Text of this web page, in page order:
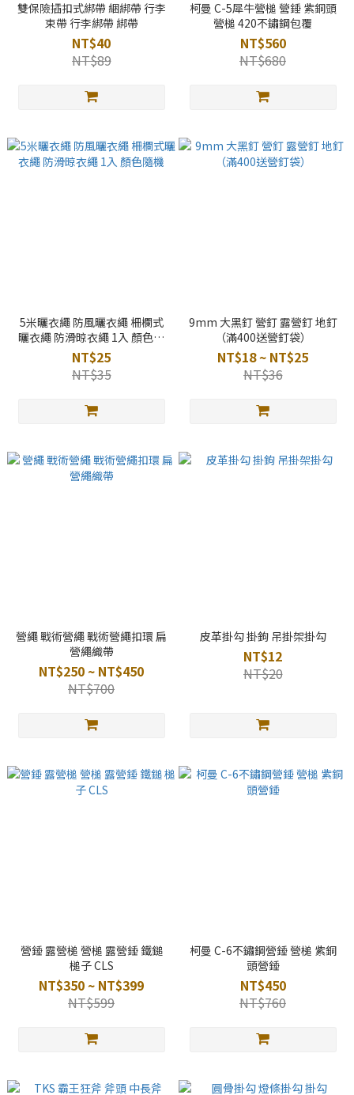
雙保險插扣式綁帶 綑綁帶 行李
束帶 行李綁帶 綁帶
NT$40
NT$89
柯曼 C-5犀牛營槌 營錘 紫銅頭
營槌 420不鏽鋼包覆
NT$560
NT$680
5米曬衣繩 防風曬衣繩 柵欄式
曬衣繩 防滑晾衣繩 1入 顏色隨
機
NT$25
NT$35
9mm 大黑釘 營釘 露營釘 地釘
（滿400送營釘袋）
NT$18 ~ NT$25
NT$36
營繩 戰術營繩 戰術營繩扣環 扁
營繩織帶
NT$250 ~ NT$450
NT$700
皮革掛勾 掛鉤 吊掛架掛勾
NT$12
NT$20
營錘 露營槌 營槌 露營錘 鐵鎚
槌子 CLS
NT$350 ~ NT$399
NT$599
柯曼 C-6不鏽鋼營錘 營槌 紫銅
頭營錘
NT$450
NT$760